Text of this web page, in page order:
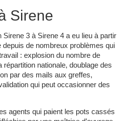
Sirene
Sirene 3 à Sirene 4 a eu lieu à partir
de nombreux problèmes qui
: explosion du nombre de
nationale, doublage des
par des mails aux greffes,
qui peut occasionner des
agents qui paient les pots cassés